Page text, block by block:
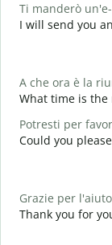
Ti manderò
I will send you
A che ora è la
What time is the
Potresti per
Could you
Grazie per
Thank you for